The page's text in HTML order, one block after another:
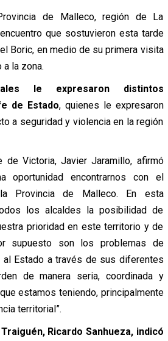
de Malleco, región de La
que sostuvieron esta tarde
Boric, en medio de su primera visita
la zona.
le expresaron distintos
de Estado, quienes le expresaron
a seguridad y violencia en la región
de Victoria, Javier Jaramillo, afirmó
oportunidad encontrarnos con el
Provincia de Malleco. En esta
los alcaldes la posibilidad de
prioridad en este territorio y de
supuesto son los problemas de
al Estado a través de sus diferentes
de manera seria, coordinada y
estamos teniendo, principalmente
territorial”.
Traiguén, Ricardo Sanhueza, indicó